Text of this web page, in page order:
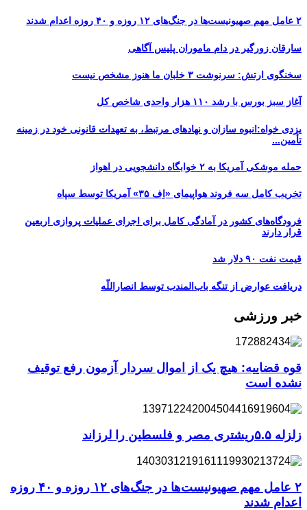
۲ عامل مهم صهیونیست‌ها در جنگ‌های ۱۲ روزه و ۴۰ روزه اعدام شدند
سارقان زورگیر در دام ماموران پلیس آگاهی
سخنگوی ارتش: سرنوشت ۳ خلبان ما هنوز مشخص نیست
آغاز سبز بورس با رشد ۱۱۰ هزار واحدی شاخص کل
یزدی خواه:انبوه سازان و نهادهای مرتبط، به تعهدات قانونی خود در زمینه
تأمین...
حمله موشکی آمریکا به ۲ خوابگاه دانشجویی در اهواز
تخریب کامل سه فروند هواپیمای «اِف ۳۵» آمریکا توسط سپاه
فرودگاه‌های کشور در آمادگی کامل برای اجرای عملیات پروازی اربعین
قرار دارند
قیمت نفت ۹۰ دلار شد
دریافت عوارض از تنگه باب‌المندب توسط انصاراللّه
خبر ورزشی
قوه قضاییه: هیچ یک از اموال سردار آزمون رفع توقیف
نشده است
زلزله ۵.۵ریشتری مصر و فلسطین را لرزاند
۲ عامل مهم صهیونیست‌ها در جنگ‌های ۱۲ روزه و ۴۰ روزه
اعدام شدند